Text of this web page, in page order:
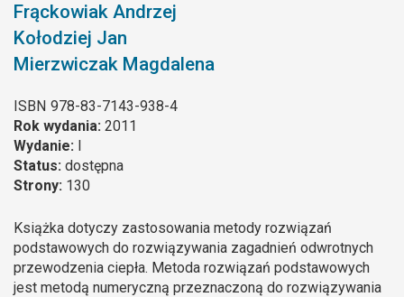
Frąckowiak Andrzej
Kołodziej Jan
Mierzwiczak Magdalena
ISBN 978-83-7143-938-4
Rok wydania: 2011
Wydanie: I
Status: dostępna
Strony: 130
Książka dotyczy zastosowania metody rozwiązań
podstawowych do rozwiązywania zagadnień odwrotnych
przewodzenia ciepła. Metoda rozwiązań podstawowych
jest metodą numeryczną przeznaczoną do rozwiązywania